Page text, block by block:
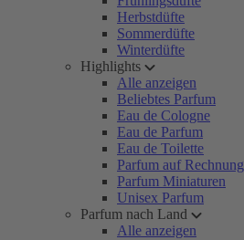
Herbstdüfte
Sommerdüfte
Winterdüfte
Highlights
Alle anzeigen
Beliebtes Parfum
Eau de Cologne
Eau de Parfum
Eau de Toilette
Parfum auf Rechnung
Parfum Miniaturen
Unisex Parfum
Parfum nach Land
Alle anzeigen